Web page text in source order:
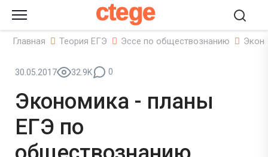
ctege
Главная Теория ЕГЭ Эссе по обществознанию
30.05.2017 32.9K 0
Экономика - планы
ЕГЭ по